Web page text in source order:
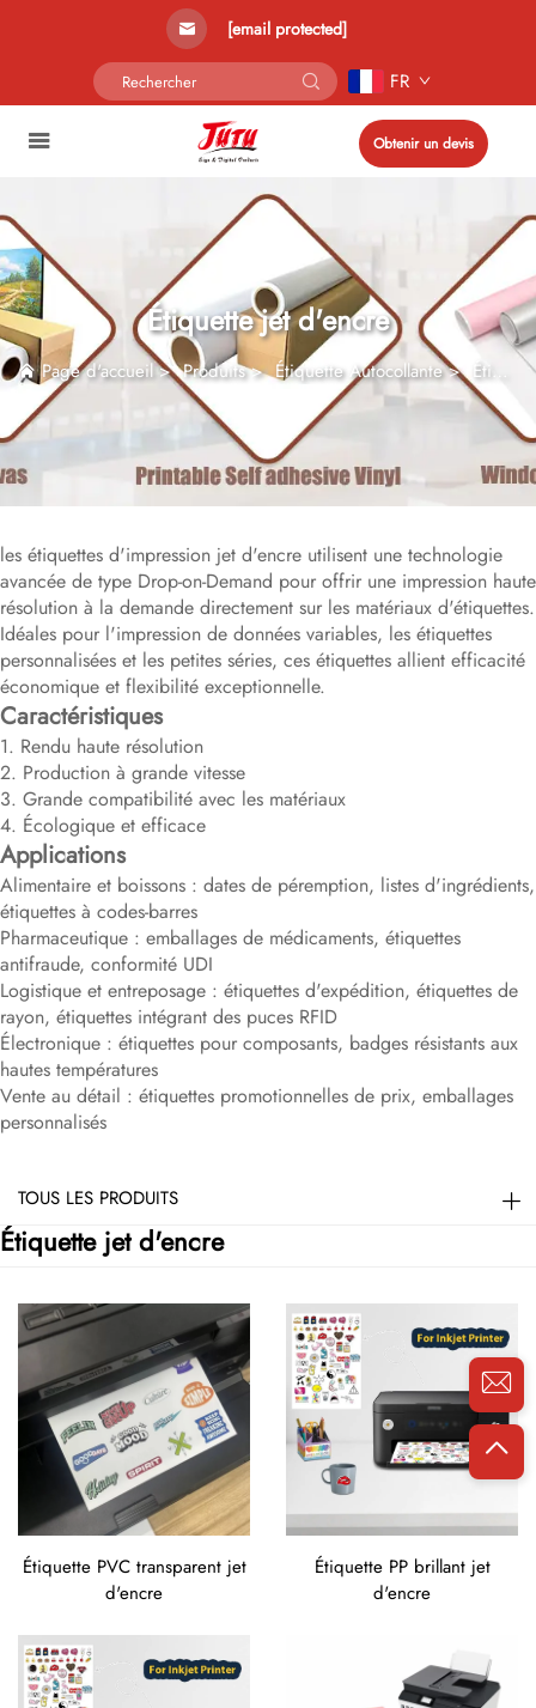
[email protected]
FR
Obtenir un devis
Étiquette jet d'encre
Page d'accueil>Produits>Étiquette Autocollante> Étiquette jet d'encre
les étiquettes d'impression jet d'encre utilisent une technologie
avancée de type Drop-on-Demand pour offrir une impression haute
résolution à la demande directement sur les matériaux d'étiquettes.
Idéales pour l'impression de données variables, les étiquettes
personnalisées et les petites séries, ces étiquettes allient efficacité
économique et flexibilité exceptionnelle.
Caractéristiques
1. Rendu haute résolution
2. Production à grande vitesse
3. Grande compatibilité avec les matériaux
4. Écologique et efficace
Applications
Alimentaire et boissons : dates de péremption, listes d'ingrédients,
étiquettes à codes-barres
Pharmaceutique : emballages de médicaments, étiquettes
antifraude, conformité UDI
Logistique et entreposage : étiquettes d'expédition, étiquettes de
rayon, étiquettes intégrant des puces RFID
Électronique : étiquettes pour composants, badges résistants aux
hautes températures
Vente au détail : étiquettes promotionnelles de prix, emballages
personnalisés
TOUS LES PRODUITS
Étiquette jet d'encre
Étiquette PVC transparent jet
d'encre
Étiquette PP brillant jet
d'encre